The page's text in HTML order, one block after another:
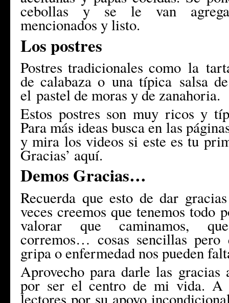
cebollas y se le van
mencionados y listo.
Los postres
Postres tradicionales como la
de calabaza ouna típica salsa
el pastel de moras y de zanahoria.
Estos postres son muy ricos y
Para más ideas busca en las
y mira los videos si este es tu
Gracias’ aquí.
Demos Gracias…
Recuerda que esto de dar
veces creemos que tenemos todo
valorar que caminamos,
corremos… cosas sencillas
gripa o enfermedad nos pueden
Aprovecho para darle las gracias
por ser el centro de mi vida. A
lectores por su apoyo